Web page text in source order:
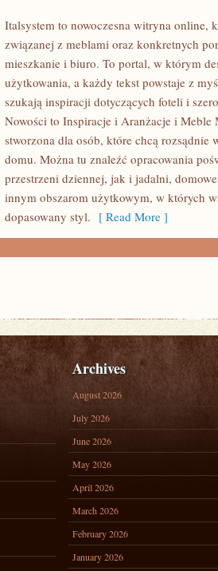
Italsystem to nowoczesna witryna online,
związanej z meblami oraz konkretnych
mieszkanie i biuro. To portal, w którym
użytkowania, a każdy tekst powstaje z
szukają inspiracji dotyczących foteli i
Nowości to Inspiracje i Aranżacje i Meble
stworzona dla osób, które chcą rozsądnie
domu. Można tu znaleźć opracowania
przestrzeni dziennej, jak i jadalni,
innym obszarom użytkowym, w których
dopasowany styl. [ Read More ]
Archives
August 2026
July 2026
June 2026
May 2026
April 2026
March 2026
February 2026
January 2026